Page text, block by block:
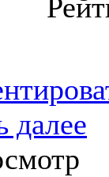
далее